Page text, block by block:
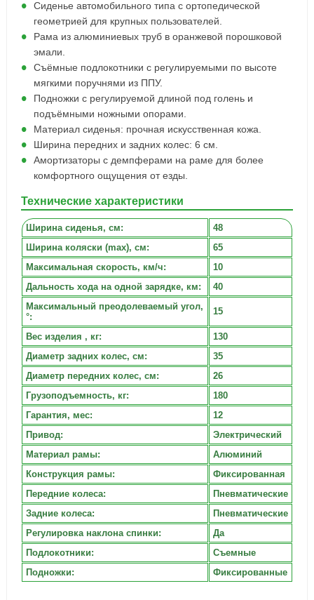
Сиденье автомобильного типа с ортопедической
геометрией для крупных пользователей.
Рама из алюминиевых труб в оранжевой порошковой
эмали.
Съёмные подлокотники с регулируемыми по высоте
мягкими поручнями из ППУ.
Подножки с регулируемой длиной под голень и
подъёмными ножными опорами.
Материал сиденья: прочная искусственная кожа.
Ширина передних и задних колес: 6 см.
Амортизаторы с демпферами на раме для более
комфортного ощущения от езды.
Технические характеристики
Ширина сиденья, cм:
48
Ширина коляски (max), см:
65
Максимальная скорость, км/ч:
10
Дальность хода на одной зарядке, км:
40
Максимальный преодолеваемый угол,
°:
15
Вес изделия , кг:
130
Диаметр задних колес, см:
35
Диаметр передних колес, см:
26
Грузоподъемность, кг:
180
Гарантия, мес:
12
Привод:
Электрический
Материал рамы:
Алюминий
Конструкция рамы:
Фиксированная
Передние колеса:
Пневматические
Задние колеса:
Пневматические
Регулировка наклона спинки:
Да
Подлокотники:
Съемные
Подножки:
Фиксированные